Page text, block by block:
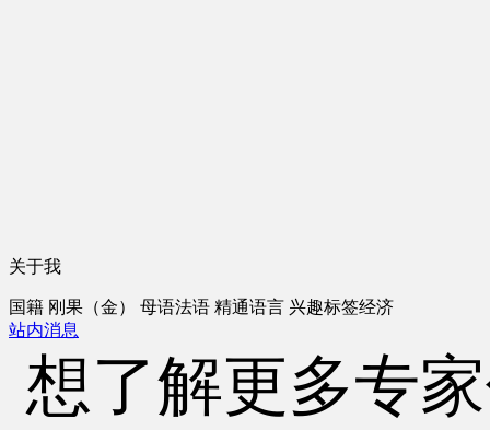
关于我
国籍 刚果（金） 母语法语 精通语言 兴趣标签经济
站内消息
想了解更多专